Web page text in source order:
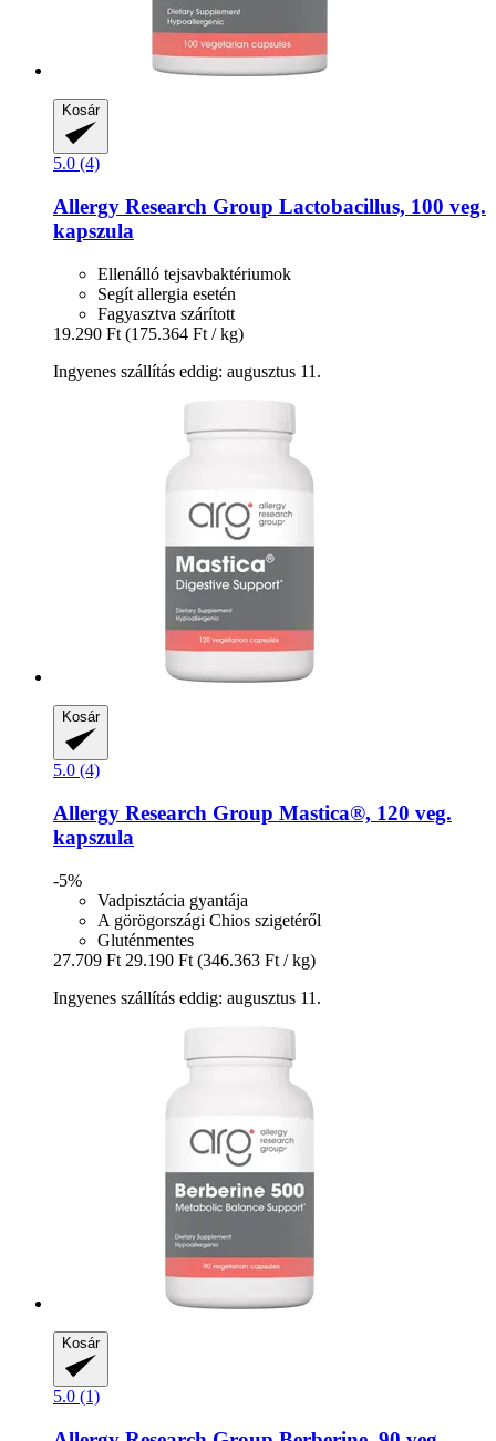
Kosár
5.0 (4)
Allergy Research Group Lactobacillus, 100 veg.
kapszula
Ellenálló tejsavbaktériumok
Segít allergia esetén
Fagyasztva szárított
19.290 Ft (175.364 Ft / kg)
Ingyenes szállítás eddig: augusztus 11.
Kosár
5.0 (4)
Allergy Research Group Mastica®, 120 veg.
kapszula
-5%
Vadpisztácia gyantája
A görögországi Chios szigetéről
Gluténmentes
27.709 Ft 29.190 Ft (346.363 Ft / kg)
Ingyenes szállítás eddig: augusztus 11.
Kosár
5.0 (1)